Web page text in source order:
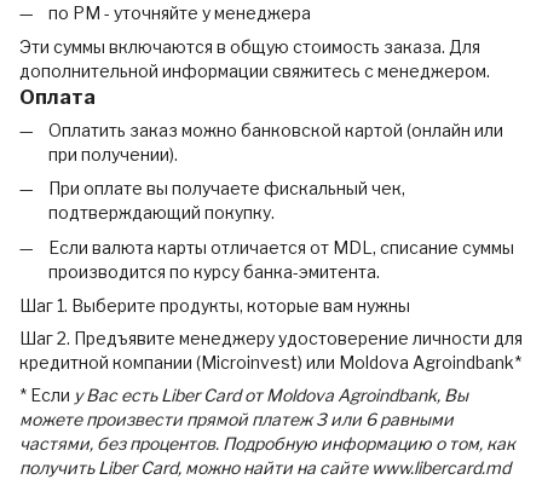
по РМ - уточняйте у менеджера
Эти суммы включаются в общую стоимость заказа. Для
дополнительной информации свяжитесь с менеджером.
Оплата
Оплатить заказ можно банковской картой (онлайн или
при получении).
При оплате вы получаете фискальный чек,
подтверждающий покупку.
Если валюта карты отличается от MDL, списание суммы
производится по курсу банка-эмитента.
Шаг 1. Выберите продукты, которые вам нужны
Шаг 2. Предъявите менеджеру удостоверение личности для
кредитной компании (Microinvest) или Moldova Agroindbank*
* Если у Вас есть Liber Card от Moldova Agroindbank, Вы
можете произвести прямой платеж 3 или 6 равными
частями, без процентов. Подробную информацию о том, как
получить Liber Card, можно найти на сайте www.libercard.md